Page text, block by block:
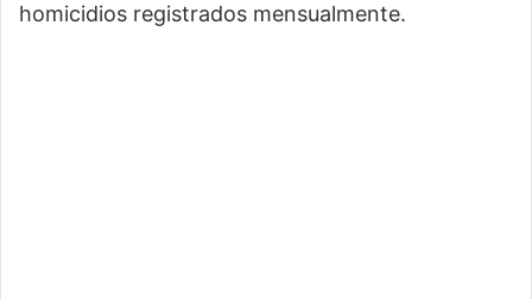
homicidios registrados mensualmente.